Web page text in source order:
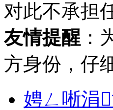
对此不承担
友情提醒 ：
方身份，仔
娉ㄥ唽涓